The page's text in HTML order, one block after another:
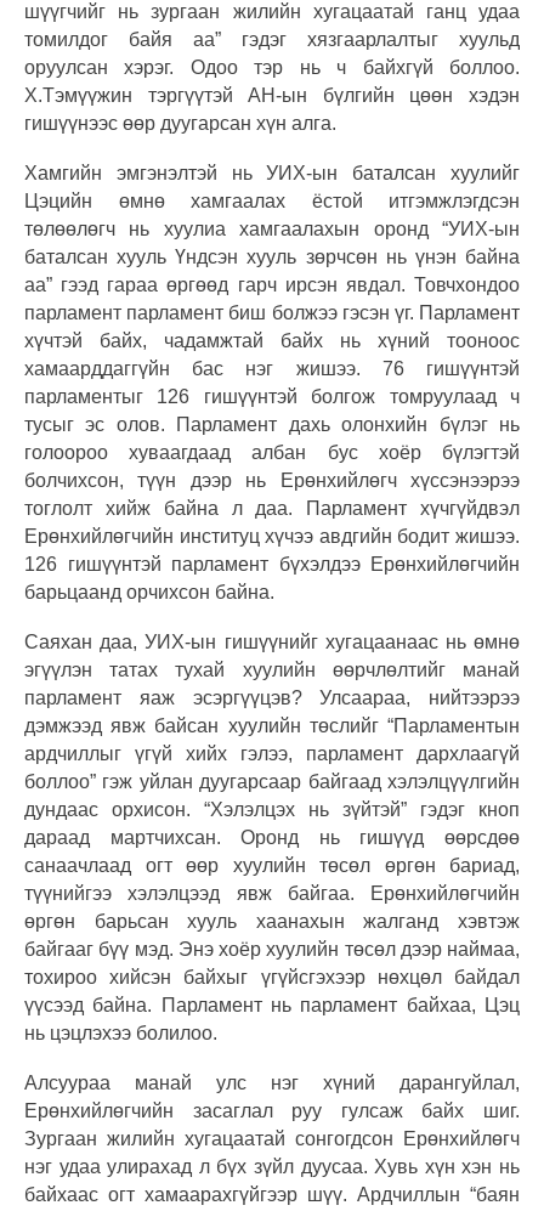
шүүгчийг нь зургаан жилийн хугацаатай ганц удаа
томилдог байя аа” гэдэг хязгаарлалтыг хуульд
оруулсан хэрэг. Одоо тэр нь ч байхгүй боллоо.
Х.Тэмүүжин тэргүүтэй АН-ын бүлгийн цөөн хэдэн
гишүүнээс өөр дуугарсан хүн алга.
Хамгийн эмгэнэлтэй нь УИХ-ын баталсан хуулийг
Цэцийн өмнө хамгаалах ёстой итгэмжлэгдсэн
төлөөлөгч нь хуулиа хамгаалахын оронд “УИХ-ын
баталсан хууль Үндсэн хууль зөрчсөн нь үнэн байна
аа” гээд гараа өргөөд гарч ирсэн явдал. Товчхондоо
парламент парламент биш болжээ гэсэн үг. Парламент
хүчтэй байх, чадамжтай байх нь хүний тооноос
хамаарддаггүйн бас нэг жишээ. 76 гишүүнтэй
парламентыг 126 гишүүнтэй болгож томруулаад ч
тусыг эс олов. Парламент дахь олонхийн бүлэг нь
голоороо хуваагдаад албан бус хоёр бүлэгтэй
болчихсон, түүн дээр нь Ерөнхийлөгч хүссэнээрээ
тоглолт хийж байна л даа. Парламент хүчгүйдвэл
Ерөнхийлөгчийн институц хүчээ авдгийн бодит жишээ.
126 гишүүнтэй парламент бүхэлдээ Ерөнхийлөгчийн
барьцаанд орчихсон байна.
Саяхан даа, УИХ-ын гишүүнийг хугацаанаас нь өмнө
эгүүлэн татах тухай хуулийн өөрчлөлтийг манай
парламент яаж эсэргүүцэв? Улсаараа, нийтээрээ
дэмжээд явж байсан хуулийн төслийг “Парламентын
ардчиллыг үгүй хийх гэлээ, парламент дархлаагүй
боллоо” гэж уйлан дуугарсаар байгаад хэлэлцүүлгийн
дундаас орхисон. “Хэлэлцэх нь зүйтэй” гэдэг кноп
дараад мартчихсан. Оронд нь гишүүд өөрсдөө
санаачлаад огт өөр хуулийн төсөл өргөн бариад,
түүнийгээ хэлэлцээд явж байгаа. Ерөнхийлөгчийн
өргөн барьсан хууль хаанахын жалганд хэвтэж
байгааг бүү мэд. Энэ хоёр хуулийн төсөл дээр наймаа,
тохироо хийсэн байхыг үгүйсгэхээр нөхцөл байдал
үүсээд байна. Парламент нь парламент байхаа, Цэц
нь цэцлэхээ болилоо.
Алсуураа манай улс нэг хүний дарангуйлал,
Ерөнхийлөгчийн засаглал руу гулсаж байх шиг.
Зургаан жилийн хугацаатай сонгогдсон Ерөнхийлөгч
нэг удаа улирахад л бүх зүйл дуусаа. Хувь хүн хэн нь
байхаас огт хамаарахгүйгээр шүү. Ардчиллын “баян